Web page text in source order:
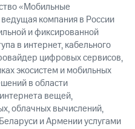
«Мобильные
компания в России
и фиксированной
в интернет, кабельного
цифровых сервисов,
экосистем и мобильных
в области
вещей,
облачных вычислений,
и Армении услугами